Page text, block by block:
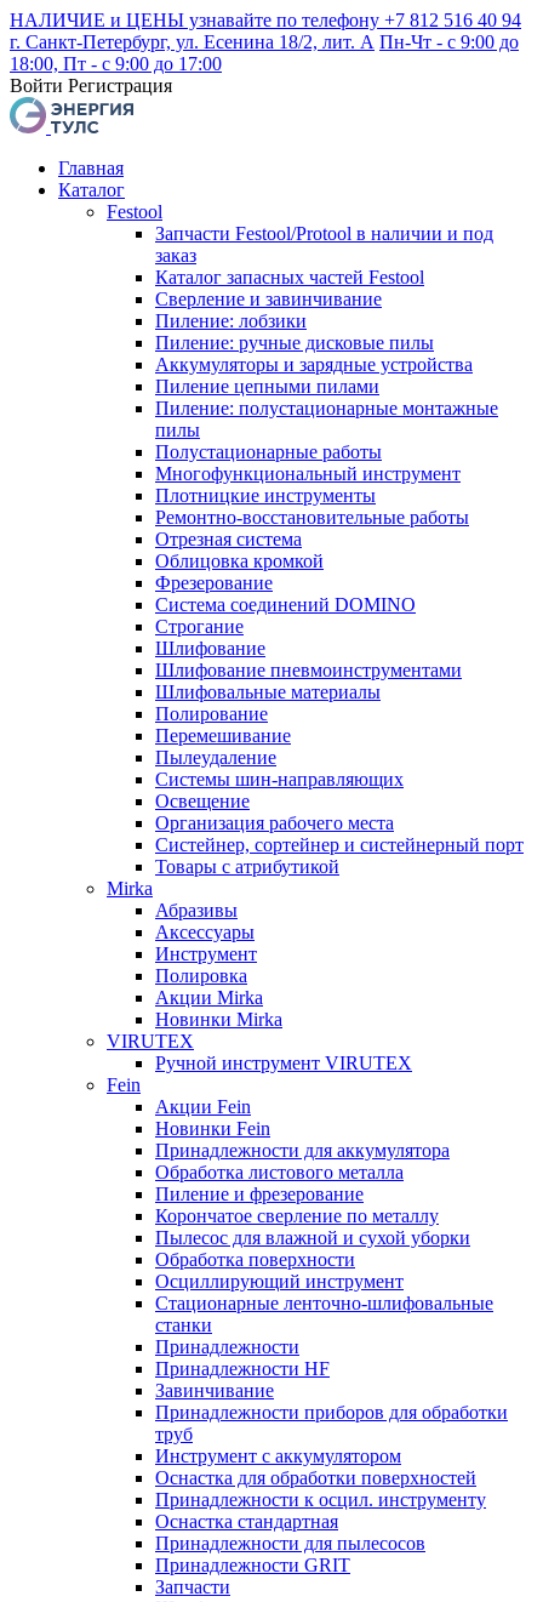
НАЛИЧИЕ и ЦЕНЫ узнавайте по телефону +7 812 516 40 94
г. Санкт-Петербург, ул. Есенина 18/2, лит. А Пн-Чт - с 9:00 до
18:00, Пт - с 9:00 до 17:00
Войти Регистрация
Главная
Каталог
Festool
Запчасти Festool/Protool в наличии и под
заказ
Каталог запасных частей Festool
Сверление и завинчивание
Пиление: лобзики
Пиление: ручные дисковые пилы
Аккумуляторы и зарядные устройства
Пиление цепными пилами
Пиление: полустационарные монтажные
пилы
Полустационарные работы
Многофункциональный инструмент
Плотницкие инструменты
Ремонтно-восстановительные работы
Отрезная система
Облицовка кромкой
Фрезерование
Система соединений DOMINO
Строгание
Шлифование
Шлифование пневмоинструментами
Шлифовальные материалы
Полирование
Перемешивание
Пылеудаление
Системы шин-направляющих
Освещение
Организация рабочего места
Систейнер, сортейнер и систейнерный порт
Товары с атрибутикой
Mirka
Абразивы
Аксессуары
Инструмент
Полировка
Акции Mirka
Новинки Mirka
VIRUTEX
Ручной инструмент VIRUTEX
Fein
Акции Fein
Новинки Fein
Принадлежности для аккумулятора
Обработка листового металла
Пиление и фрезерование
Корончатое сверление по металлу
Пылесос для влажной и сухой уборки
Обработка поверхности
Осциллирующий инструмент
Стационарные ленточно-шлифовальные
станки
Принадлежности
Принадлежности HF
Завинчивание
Принадлежности приборов для обработки
труб
Инструмент с аккумулятором
Оснастка для обработки поверхностей
Принадлежности к осцил. инструменту
Оснастка стандартная
Принадлежности для пылесосов
Принадлежности GRIT
Запчасти